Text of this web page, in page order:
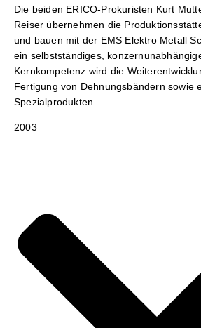
Die beiden ERICO-Prokuristen Kurt
Reiser übernehmen die
und bauen mit der EMS Elektro Metall
ein selbstständiges,
Kernkompetenz wird die
Fertigung von Dehnungsbändern sowie
Spezialprodukten.
2003